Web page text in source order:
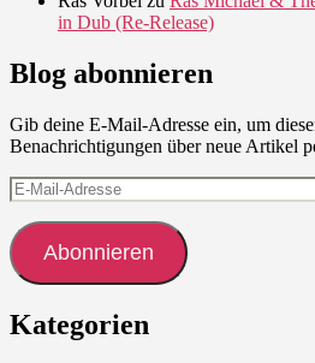
in Dub (Re-Release)
Blog abonnieren
Gib deine E-Mail-Adresse ein, um
Benachrichtigungen über neue Artikel
E-
Mail-
Adresse
Abonnieren
Kategorien